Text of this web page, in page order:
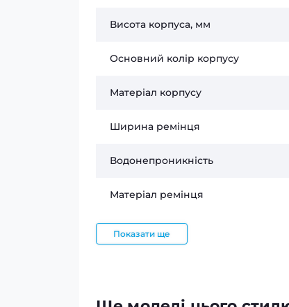
Висота корпуса, мм
Основний колір корпусу
Матеріал корпусу
Ширина ремінця
Водонепроникність
Матеріал ремінця
Показати ще